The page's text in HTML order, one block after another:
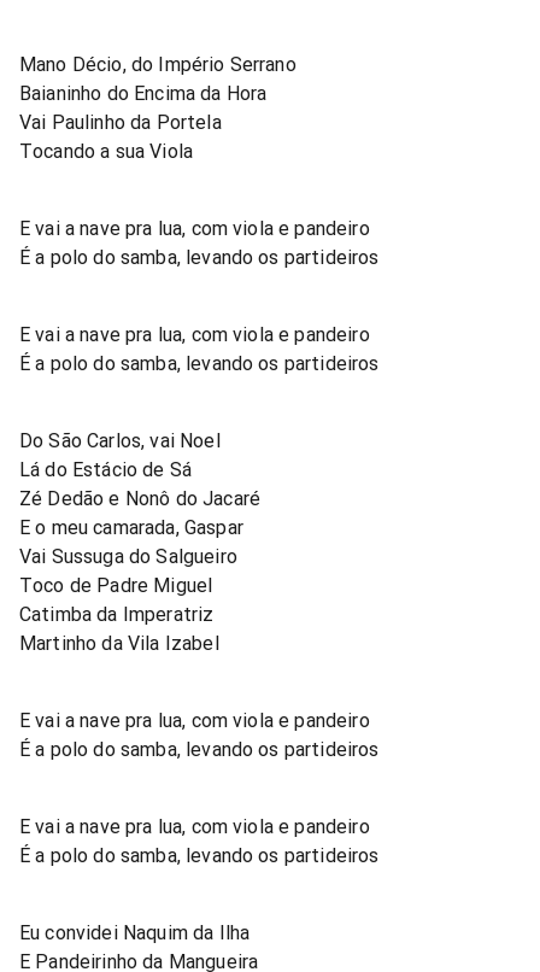
Mano Décio, do Império Serrano
Baianinho do Encima da Hora
Vai Paulinho da Portela
Tocando a sua Viola
E vai a nave pra lua, com viola e pandeiro
É a polo do samba, levando os partideiros
E vai a nave pra lua, com viola e pandeiro
É a polo do samba, levando os partideiros
Do São Carlos, vai Noel
Lá do Estácio de Sá
Zé Dedão e Nonô do Jacaré
E o meu camarada, Gaspar
Vai Sussuga do Salgueiro
Toco de Padre Miguel
Catimba da Imperatriz
Martinho da Vila Izabel
E vai a nave pra lua, com viola e pandeiro
É a polo do samba, levando os partideiros
E vai a nave pra lua, com viola e pandeiro
É a polo do samba, levando os partideiros
Eu convidei Naquim da Ilha
E Pandeirinho da Mangueira